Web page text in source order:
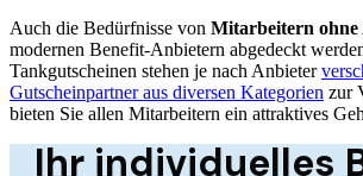
Auch die Bedürfnisse von Mitarbeitern ohne
modernen Benefit-Anbietern abgedeckt
Tankgutscheinen stehen je nach Anbieter
Gutscheinpartner aus diversen Kategorien zur
bieten Sie allen Mitarbeitern ein attraktives